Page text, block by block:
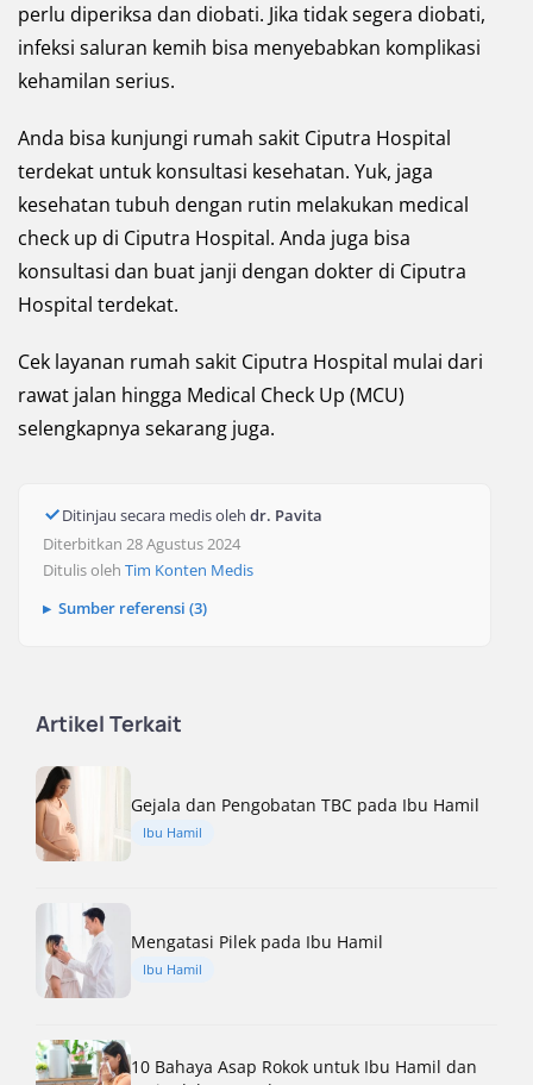
perlu diperiksa dan diobati. Jika tidak segera diobati,
infeksi saluran kemih bisa menyebabkan komplikasi
kehamilan serius.
Anda bisa kunjungi rumah sakit Ciputra Hospital
terdekat untuk konsultasi kesehatan. Yuk, jaga
kesehatan tubuh dengan rutin melakukan medical
check up di Ciputra Hospital. Anda juga bisa
konsultasi dan buat janji dengan dokter di Ciputra
Hospital terdekat.
Cek layanan rumah sakit Ciputra Hospital mulai dari
rawat jalan hingga Medical Check Up (MCU)
selengkapnya sekarang juga.
Ditinjau secara medis oleh dr. Pavita
Diterbitkan 28 Agustus 2024
Ditulis oleh Tim Konten Medis
Sumber referensi (3)
Artikel Terkait
Gejala dan Pengobatan TBC pada Ibu Hamil
Ibu Hamil
Mengatasi Pilek pada Ibu Hamil
Ibu Hamil
10 Bahaya Asap Rokok untuk Ibu Hamil dan